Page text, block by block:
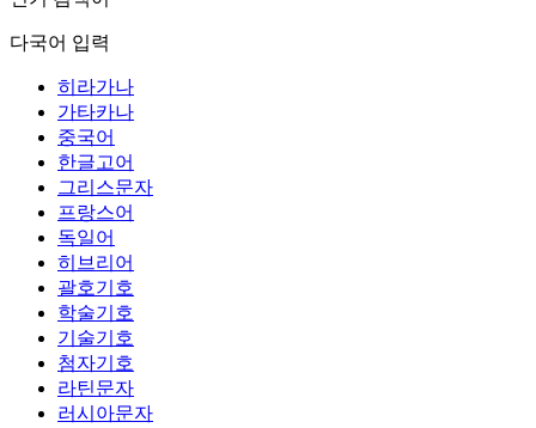
다국어 입력
히라가나
가타카나
중국어
한글고어
그리스문자
프랑스어
독일어
히브리어
괄호기호
학술기호
기술기호
첨자기호
라틴문자
러시아문자